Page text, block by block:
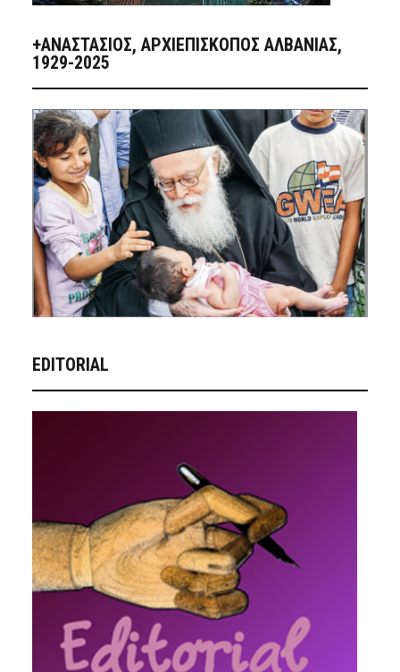
+ΑΝΑΣΤΆΣΙΟΣ, ΑΡΧΙΕΠΊΣΚΟΠΟΣ ΑΛΒΑΝΊΑΣ,
1929-2025
EDITORIAL